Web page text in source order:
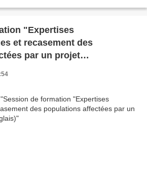
"Expertises
et recasement des
par un projet